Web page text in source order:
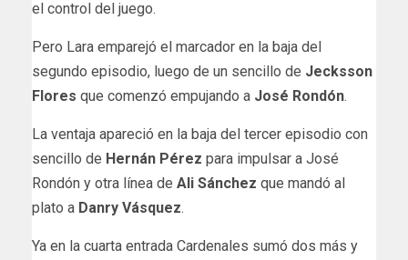
el control del juego.
Pero Lara emparejó el marcador en la baja del
segundo episodio, luego de un sencillo de Jecksson
Flores que comenzó empujando a José Rondón.
La ventaja apareció en la baja del tercer episodio con
sencillo de Hernán Pérez para impulsar a José
Rondón y otra línea de Ali Sánchez que mandó al
plato a Danry Vásquez.
Ya en la cuarta entrada Cardenales sumó dos más y